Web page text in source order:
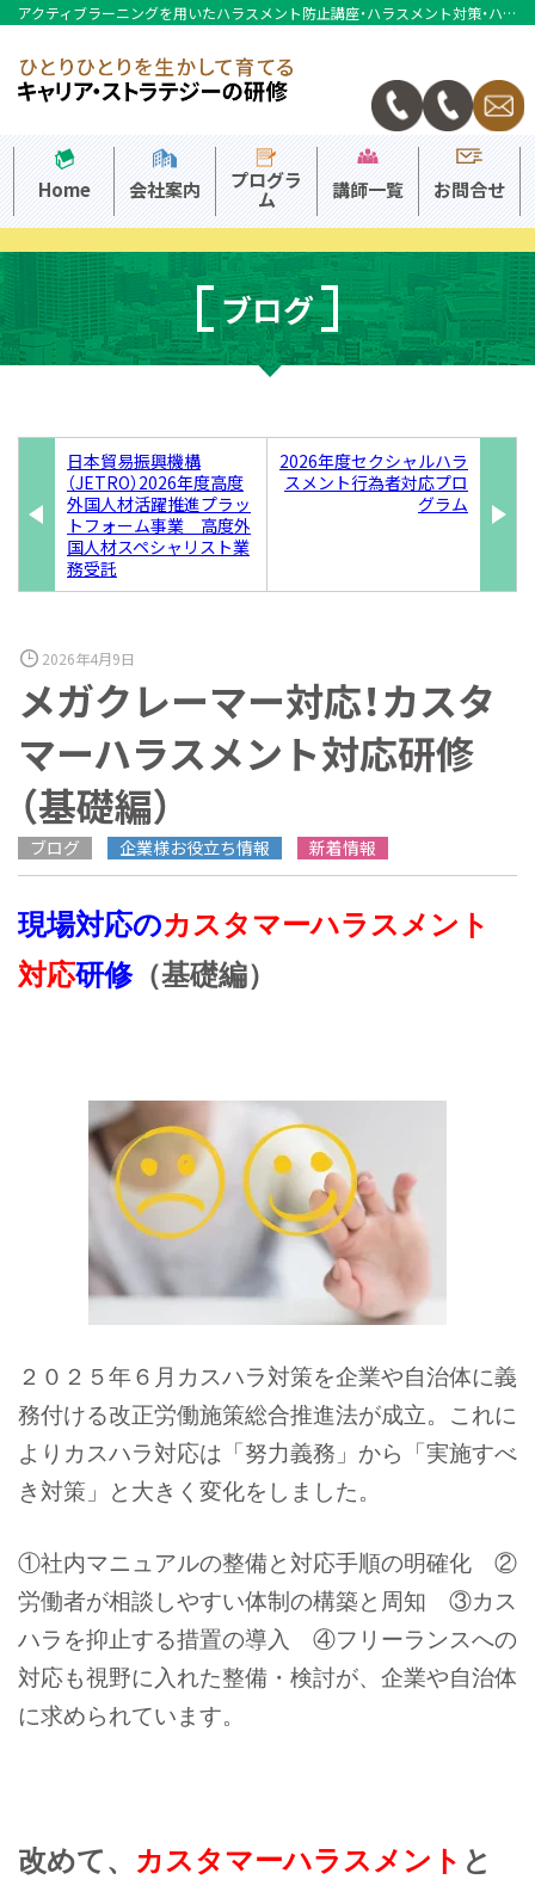
アクティブラーニングを用いたハラスメント防止講座・ハラスメント対策・ハラスメント相談ならキャリアストラテジーへ
Home 会社案内 プログラ
ム 講師一覧 お問合せ
ブログ
日本貿易振興機構
（JETRO）2026年度高度
外国人材活躍推進プラッ
トフォーム事業 高度外
国人材スペシャリスト業
務受託
2026年度セクシャルハラ
スメント行為者対応プロ
グラム
2026年4月9日
メガクレーマー対応！カスタ
マーハラスメント対応研修
（基礎編）
ブログ 企業様お役立ち情報 新着情報
現場対応のカスタマーハラスメント
対応研修（基礎編）
２０２５年６月カスハラ対策を企業や自治体に義
務付ける改正労働施策総合推進法が成立。 これに
よりカスハラ対応は「努力義務」から「実施すべ
き対策」と大きく変化をしました。
①社内マニュアルの整備と対応手順の明確化 ②
労働者が相談しやすい体制の構築と周知 ③カス
ハラを抑止する措置の導入 ④フリーランスへの
対応も視野に入れた整備・検討が、企業や自治体
に求められています。
改めて、 カスタマーハラスメント と